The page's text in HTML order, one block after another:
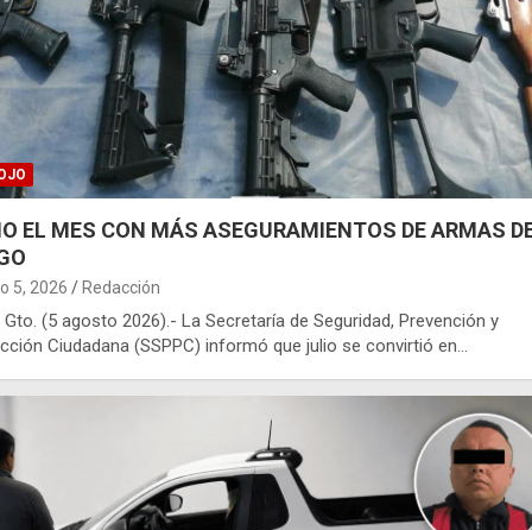
EL MES CON MÁS ASEGURAMIENTOS DE ARMAS
5, 2026 Redacción
Gto. (5 agosto 2026).- La Secretaría de Seguridad, Prevención y
Ciudadana (SSPPC) informó que julio se convirtió en…